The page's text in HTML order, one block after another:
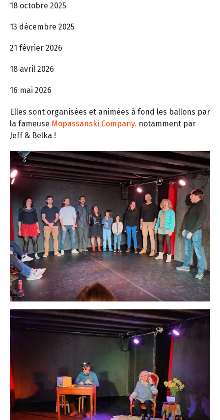
18 octobre 2025
13 décembre 2025
21 février 2026
18 avril 2026
16 mai 2026
Elles sont organisées et animées à fond les ballons par
la fameuse Mopassanski Company. notamment par
Jeff & Belka !